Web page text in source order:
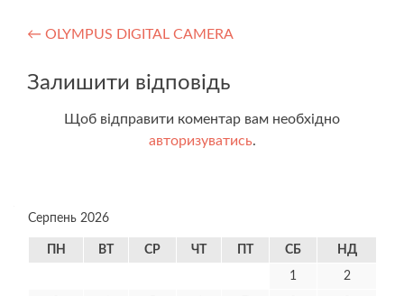
Навігація
записів
← OLYMPUS DIGITAL CAMERA
Залишити відповідь
Щоб відправити коментар вам необхідно
авторизуватись.
Серпень 2026
ПН ВТ СР ЧТ СБ НД
1 2